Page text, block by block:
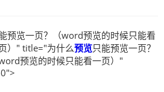
预览一页？（word预览的时候只能看
）" title="为什么预览只能预览一页？
word预览的时候只能看一页）"